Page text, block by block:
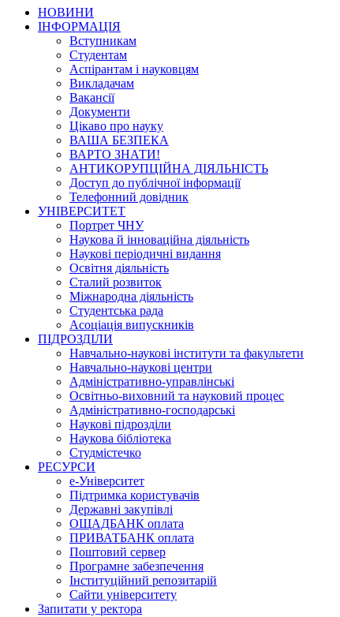
НОВИНИ
ІНФОРМАЦІЯ
Вступникам
Студентам
Аспірантам і науковцям
Викладачам
Вакансії
Документи
Цікаво про науку
ВАША БЕЗПЕКА
ВАРТО ЗНАТИ!
АНТИКОРУПЦІЙНА ДІЯЛЬНІСТЬ
Доступ до публічної інформації
Телефонний довідник
УНІВЕРСИТЕТ
Портрет ЧНУ
Наукова й інноваційна діяльність
Наукові періодичні видання
Освітня діяльність
Сталий розвиток
Міжнародна діяльність
Студентська рада
Асоціація випускників
ПІДРОЗДІЛИ
Навчально-наукові інститути та факультети
Навчально-наукові центри
Адміністративно-управлінські
Освітньо-виховний та науковий процес
Адміністративно-господарські
Наукові підрозділи
Наукова бібліотека
Студмістечко
РЕСУРСИ
е-Університет
Підтримка користувачів
Державні закупівлі
ОЩАДБАНК оплата
ПРИВАТБАНК оплата
Поштовий сервер
Програмне забезпечення
Інституційний репозитарій
Сайти університету
Запитати у ректора